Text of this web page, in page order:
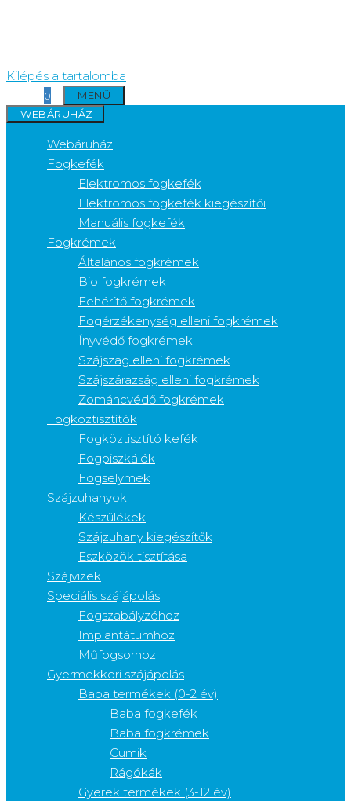
Kilépés a tartalomba
0
MENÜ
WEBÁRUHÁZ
Webáruház
Fogkefék
Elektromos fogkefék
Elektromos fogkefék kiegészítői
Manuális fogkefék
Fogkrémek
Általános fogkrémek
Bio fogkrémek
Fehérítő fogkrémek
Fogérzékenység elleni fogkrémek
Ínyvédő fogkrémek
Szájszag elleni fogkrémek
Szájszárazság elleni fogkrémek
Zománcvédő fogkrémek
Fogköztisztítók
Fogköztisztító kefék
Fogpiszkálók
Fogselymek
Szájzuhanyok
Készülékek
Szájzuhany kiegészítők
Eszközök tisztítása
Szájvizek
Speciális szájápolás
Fogszabályzóhoz
Implantátumhoz
Műfogsorhoz
Gyermekkori szájápolás
Baba termékek (0-2 év)
Baba fogkefék
Baba fogkrémek
Cumik
Rágókák
Gyerek termékek (3-12 év)